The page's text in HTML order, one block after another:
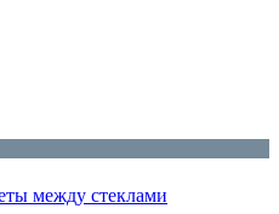
между стеклами